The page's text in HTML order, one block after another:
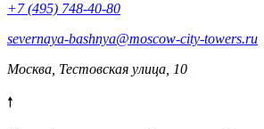
+7 (495) 748-40-80
severnaya-bashnya@moscow-city-towers.ru
Москва, Тестовская улица, 10
🠕